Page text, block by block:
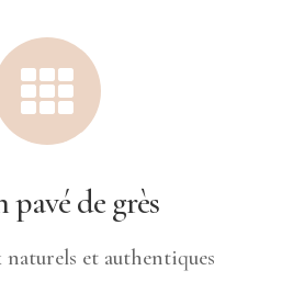

pavé de grès
naturels et authentiques